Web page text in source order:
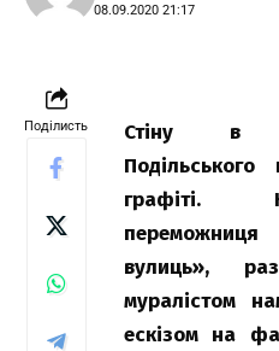
08.09.2020 21:17
Поділисть
Стіну в
Подільського
графіті.
переможниця
вулиць»,
муралістом
ескізом на